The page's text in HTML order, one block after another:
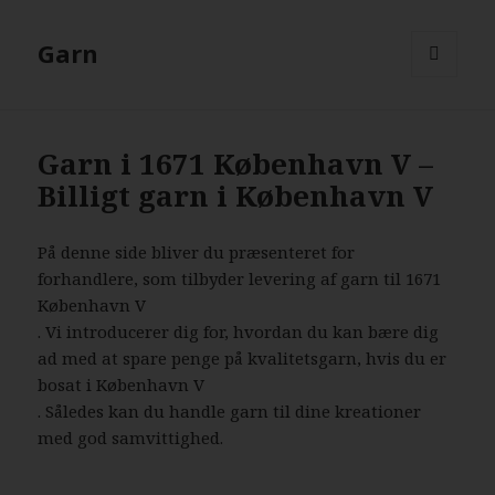
Garn
Garn i 1671 København V –
Billigt garn i København V
På denne side bliver du præsenteret for
forhandlere, som tilbyder levering af garn til 1671
København V
. Vi introducerer dig for, hvordan du kan bære dig
ad med at spare penge på kvalitetsgarn, hvis du er
bosat i København V
. Således kan du handle garn til dine kreationer
med god samvittighed.